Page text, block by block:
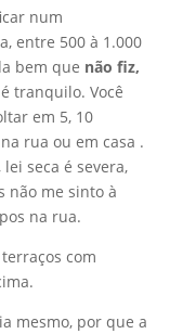
num
entre 500 à 1.000
bem que não fiz,
tranquilo. Você
em 5, 10
rua ou em casa .
seca é severa,
não me sinto à
na rua.
com
mesmo, por que a